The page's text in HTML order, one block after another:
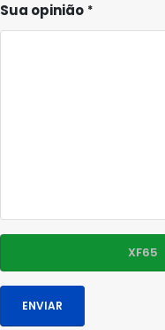
Sua opinião